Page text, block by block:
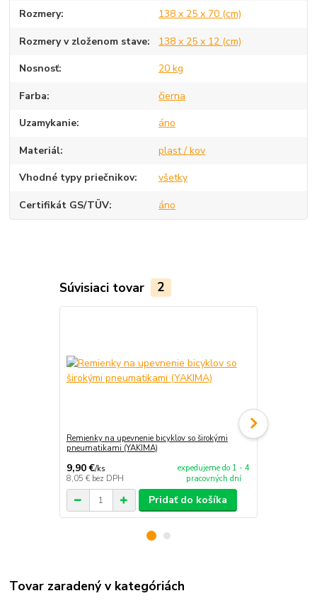
Rozmery 138 x 25 x 70 (cm)
Rozmery v zloženom stave 138 x 25 x 12 (cm)
Nosnosť 20 kg
Farba čierna
Uzamykanie áno
Materiál plast / kov
Vhodné typy priečnikov všetky
Certifikát GS/TÜV áno
Súvisiaci tovar 2
Remienky na upevnenie bicyklov so širokými
pneumatikami (YAKIMA)
9,90 €/ks
8,05 € bez DPH
expedujeme do 1 - 4
pracovných dní
Pridať do košíka
Tovar zaradený v kategóriách